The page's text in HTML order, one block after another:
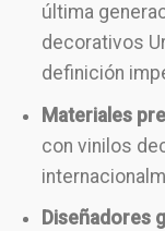
última
decorativos
definición
Materiales
con vinilos
Diseñadores